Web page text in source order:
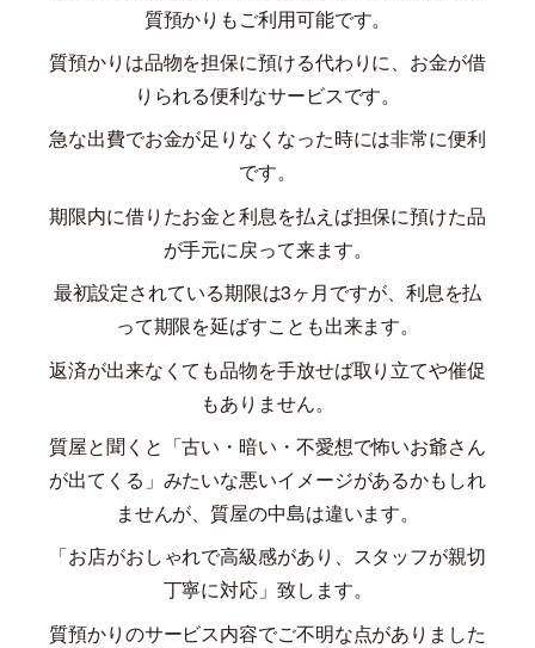
質預かりもご利用可能です。
質預かりは品物を担保に預ける代わりに、お金が借
りられる便利なサービスです。
急な出費でお金が足りなくなった時には非常に便利
です。
期限内に借りたお金と利息を払えば担保に預けた品
が手元に戻って来ます。
最初設定されている期限は3ヶ月ですが、利息を払
って期限を延ばすことも出来ます。
返済が出来なくても品物を手放せば取り立てや催促
もありません。
質屋と聞くと「古い・暗い・不愛想で怖いお爺さん
が出てくる」みたいな悪いイメージがあるかもしれ
ませんが、質屋の中島は違います。
「お店がおしゃれで高級感があり、スタッフが親切
丁寧に対応」致します。
質預かりのサービス内容でご不明な点がありました